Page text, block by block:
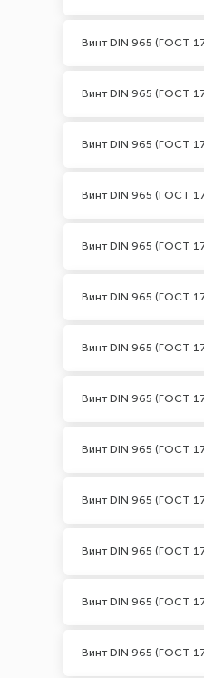
Винт DIN 965 (ГОСТ
Винт DIN 965 (ГОСТ
Винт DIN 965 (ГОСТ
Винт DIN 965 (ГОСТ
Винт DIN 965 (ГОСТ
Винт DIN 965 (ГОСТ
Винт DIN 965 (ГОСТ
Винт DIN 965 (ГОСТ
Винт DIN 965 (ГОСТ
Винт DIN 965 (ГОСТ
Винт DIN 965 (ГОСТ
Винт DIN 965 (ГОСТ
Винт DIN 965 (ГОСТ